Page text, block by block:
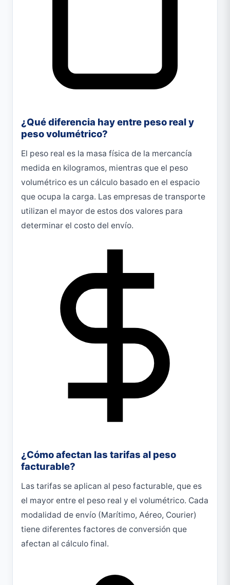
¿Qué diferencia hay entre peso real y
peso volumétrico?
El peso real es la masa física de la mercancía
medida en kilogramos, mientras que el peso
volumétrico es un cálculo basado en el espacio
que ocupa la carga. Las empresas de transporte
utilizan el mayor de estos dos valores para
determinar el costo del envío.
¿Cómo afectan las tarifas al peso
facturable?
Las tarifas se aplican al peso facturable, que es
el mayor entre el peso real y el volumétrico. Cada
modalidad de envío (Marítimo, Aéreo, Courier)
tiene diferentes factores de conversión que
afectan al cálculo final.